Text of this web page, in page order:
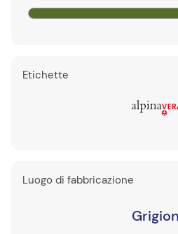
Etichette
Luogo di fabbricazione